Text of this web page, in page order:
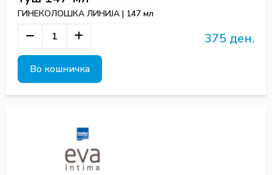
ГИНЕКОЛОШКА ЛИНИЈА | 147 мл
375 ден.
Во кошничка